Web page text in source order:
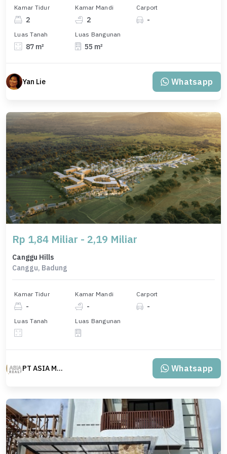
Kamar Tidur
2
Kamar Mandi
2
Carport
-
Luas Tanah
87 m²
Luas Bangunan
55 m²
Yan Lie Whatsapp
Rp 1,84 Miliar - 2,19 Miliar
Canggu Hills
Canggu, Badung
Kamar Tidur
-
Kamar Mandi
-
Carport
-
Luas Tanah Luas Bangunan
PT ASIA MAS REALTY Whatsapp